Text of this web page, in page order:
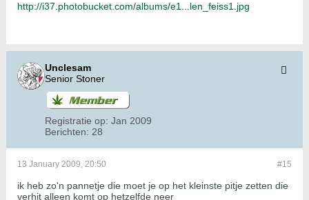
http://i37.photobucket.com/albums/e1...len_feiss1.jpg
Unclesam
Senior Stoner
Registratie op: Jan 2009
Berichten: 28
#15
13 January 2009, 20:50
ik heb zo'n pannetje die moet je op het kleinste pitje zetten die
verhit alleen komt op hetzelfde neer